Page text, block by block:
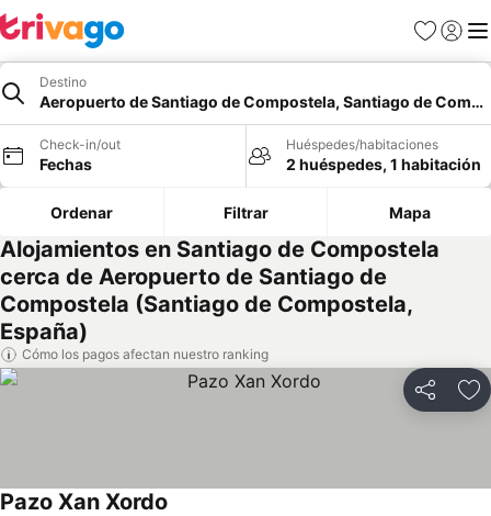
Favoritos
Iniciar
Destino
Aeropuerto de Santiago de Compostela, Santiago de
Check-in/out
Fechas
Huéspedes/habitaciones
2 huéspedes, 1 habitación
Ordenar Filtrar Mapa
Alojamientos en Santiago de Compostela
cerca de Aeropuerto de Santiago de
Compostela (Santiago de Compostela,
España)
Cómo los pagos afectan nuestro ranking
Compartir
Pazo Xan Xordo